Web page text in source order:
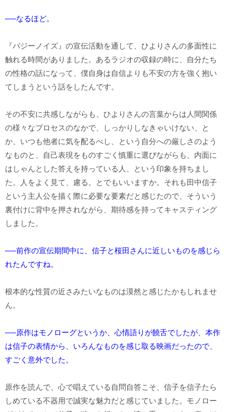
──なるほど。
『バジーノイズ』の宣伝活動を通して、ひよりさんの多面性に
触れる時間がありました。あるラジオの収録の時に、自分たち
の性格の話になって、僕自身は自信よりも不安の方を強く抱い
てしまうという話をしたんです。
その不安に共感しながらも、ひよりさんの言葉からは人間関係
の様々なプロセスのなかで、しっかりしなきゃいけない、と
か、いつも他者に気を配るべし、という自分への厳しさのよう
なものと、自己表現をものすごく慎重に選びながらも、内面に
はしゃんとした答えを持っている人、という印象を持ちまし
た。人をよく見て、慮る。とでもいいますか。それも田中信子
という主人公を描く際に必要な要素だと感じたので、そういう
裏付けに背中を押されながら、期待感を持ってキャスティング
しました。
──前作の宣伝期間中に、信子と桜田さんに近しいものを感じら
れたんですね。
根本的な性質の近さみたいなものは漠然と感じたかもしれませ
ん。
──原作はモノローグというか、心情語りが饒舌でしたが、本作
は信子の表情から、いろんなものを感じ取る映画だったので、
すごく意外でした。
原作を読んで、心で唱えている自問自答こそ、信子を信子たら
しめている不器用で誠実な魅力だと感じていました。モノロー